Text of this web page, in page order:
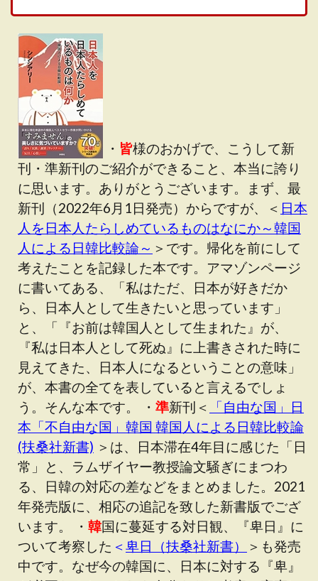
・ 皆様のおかげで、こうして新
刊・準新刊のご紹介ができること、本当に誇り
に思います。ありがとうございます。まず、最
新刊（2022年6月1日発売）からですが、＜ 日本
人を日本人たらしめているものはなにか～韓国
人による日韓比較論～ ＞です。帰化を前にして
考えたことを記録した本です。アマゾンページ
に書いてある、「私はただ、日本が好きだか
ら、日本人として生きたいと思っています」
と、「『お前は韓国人として生まれた』が、
『私は日本人として死ぬ』に上書きされた時に
見えてきた、日本人になるということの意味」
が、本書の全てを表していると言えるでしょ
う。そんな本です。 ・ 準新刊＜
「自由な国」日
本「不自由な国」韓国 韓国人による日韓比較論
(扶桑社新書) ＞は、日本滞在4年目に感じた「日
常」と、ラムザイヤー教授論文騒ぎにまつわ
る、日韓の対応の差などをまとめました。2021
年発売版に、相応の追記を致した新書版でござ
います。 ・ 韓国に蔓延する対日観、『卑日』に
ついて考察した ＜卑日（扶桑社新書）
＞も発売
中です。なぜ今の韓国に、日本に対する『卑』